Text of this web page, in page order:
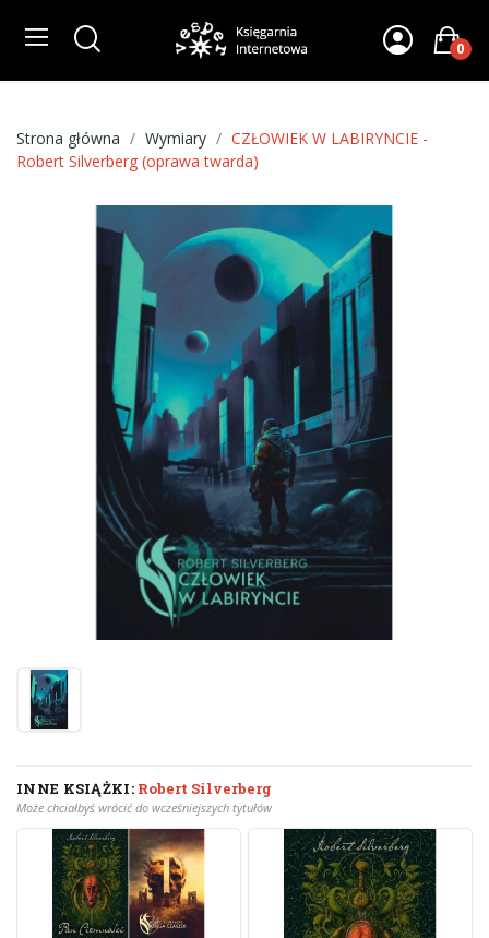
0
Strona główna Wymiary
CZŁOWIEK W LABIRYNCIE -
Robert Silverberg (oprawa twarda)
INNE KSIĄŻKI: Robert Silverberg
Może chciałbyś wrócić do wcześniejszych tytułów